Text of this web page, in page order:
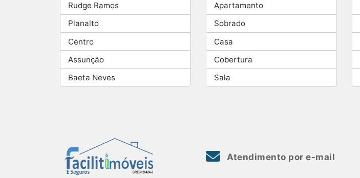
Rudge Ramos
Planalto
Centro
Assunção
Baeta Neves
Apartamento
Sobrado
Casa
Cobertura
Sala
Atendimento por e-mail